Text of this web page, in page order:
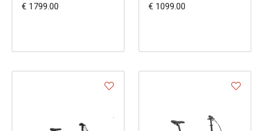
€ 1799.00 € 1099.00